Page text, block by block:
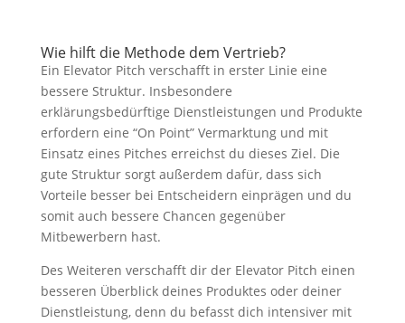
Wie hilft die Methode dem Vertrieb?
Ein Elevator Pitch verschafft in erster Linie eine
bessere Struktur. Insbesondere
erklärungsbedürftige Dienstleistungen und Produkte
erfordern eine “On Point” Vermarktung und mit
Einsatz eines Pitches erreichst du dieses Ziel. Die
gute Struktur sorgt außerdem dafür, dass sich
Vorteile besser bei Entscheidern einprägen und du
somit auch bessere Chancen gegenüber
Mitbewerbern hast.
Des Weiteren verschafft dir der Elevator Pitch einen
besseren Überblick deines Produktes oder deiner
Dienstleistung, denn du befasst dich intensiver mit